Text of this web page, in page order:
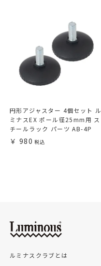
円形アジャスター 4個セット ル
ミナスEX ポール径25mm用 ス
チールラック パーツ AB-4P
980
ルミナスクラブとは